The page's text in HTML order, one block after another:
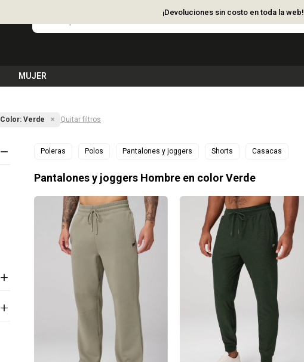
¡Devoluciones sin costo en toda la web!
MUJER
Color: Verde Quitar filtros
Poleras Polos Pantalones y joggers Shorts Casacas
Pantalones y joggers Hombre en color Verde